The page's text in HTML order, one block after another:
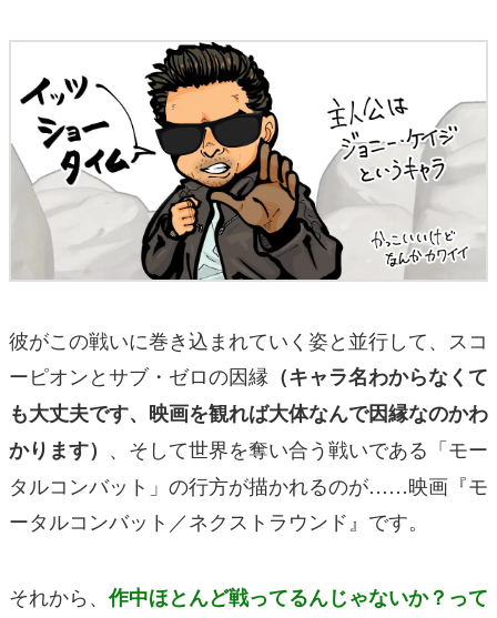
彼がこの戦いに巻き込まれていく姿と並行して、スコ
ーピオンとサブ・ゼロの因縁 （キャラ名わからなくて
も大丈夫です、映画を観れば大体なんで因縁なのかわ
かります） 、そして世界を奪い合う戦いである「モー
タルコンバット」の行方が描かれるのが……映画『モ
ータルコンバット／ネクストラウンド』です。
それから、作中ほとんど戦ってるんじゃないか？って